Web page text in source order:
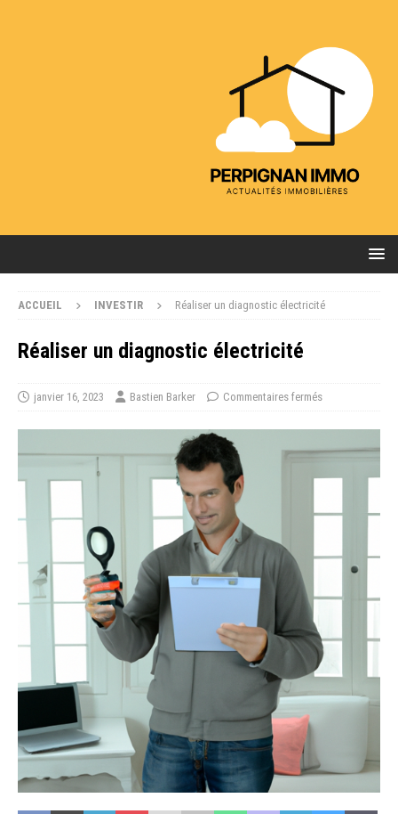
ACCUEIL INVESTIR Réaliser un diagnostic électricité
Réaliser un diagnostic électricité
janvier 16, 2023 Bastien Barker Commentaires fermés